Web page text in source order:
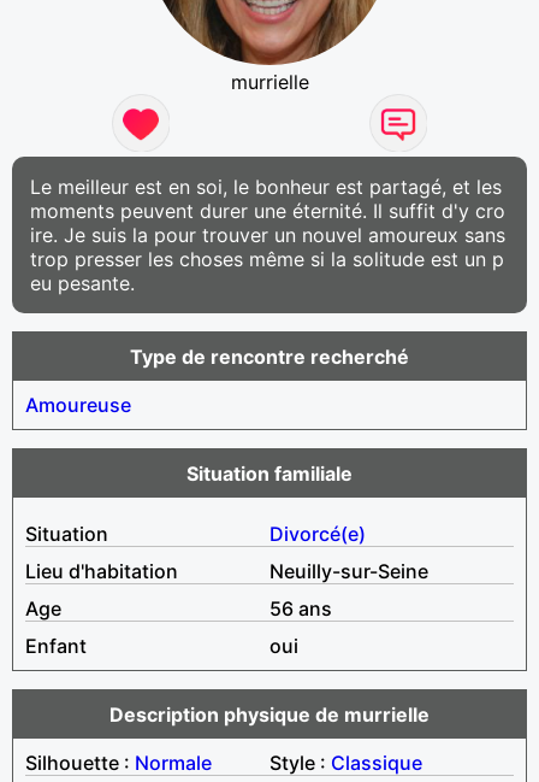
murrielle
Le meilleur est en soi, le bonheur est partagé, et les
moments peuvent durer une éternité. Il suffit d'y cro
ire. Je suis la pour trouver un nouvel amoureux sans
trop presser les choses même si la solitude est un p
eu pesante.
Type de rencontre recherché
Amoureuse
Situation familiale
Situation
Divorcé(e)
Lieu d'habitation
Neuilly-sur-Seine
Age
56 ans
Enfant
oui
Description physique de murrielle
Silhouette : Normale Style : Classique